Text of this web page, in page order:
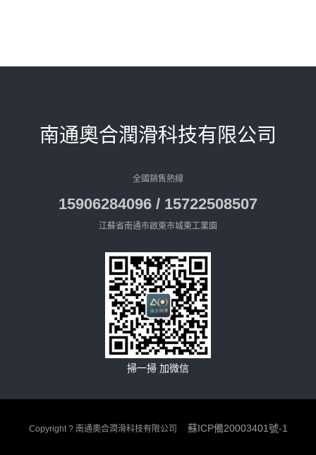
南通奧合潤滑科技有限公司
全國銷售熱線
15906284096 / 15722508507
江蘇省南通市啟東市城東工業園
掃一掃 加微信
Copyright ? 南通奧合潤滑科技有限公司 蘇ICP備20003401號-1